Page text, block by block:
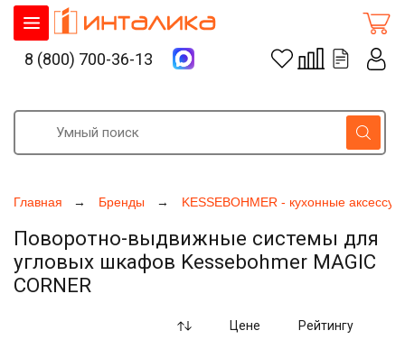
Главная Бренды KESSEBOHMER - кухонные
Поворотно-выдвижные системы для
угловых шкафов Kessebohmer MAGIC
CORNER
Цене Рейтингу
8 (800) 700-36-13